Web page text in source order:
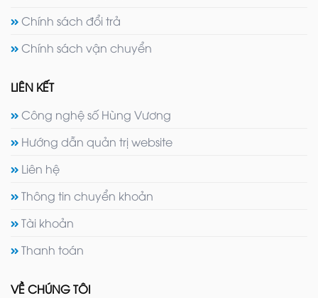
Chính sách đổi trả
Chính sách vận chuyển
LIÊN KẾT
Công nghệ số Hùng Vương
Hướng dẫn quản trị website
Liên hệ
Thông tin chuyển khoản
Tài khoản
Thanh toán
VỀ CHÚNG TÔI